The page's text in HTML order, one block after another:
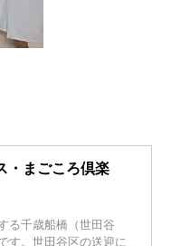
・まごころ倶楽
る千歳船橋（世田谷
す。世田谷区の送迎に